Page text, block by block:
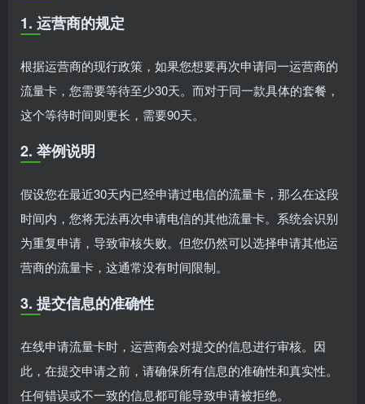
1. 运营商的规定
根据运营商的现行政策，如果您想要再次申请同一运营商的
流量卡，您需要等待至少30天。而对于同一款具体的套餐，
这个等待时间则更长，需要90天。
2. 举例说明
假设您在最近30天内已经申请过电信的流量卡，那么在这段
时间内，您将无法再次申请电信的其他流量卡。系统会识别
为重复申请，导致审核失败。但您仍然可以选择申请其他运
营商的流量卡，这通常没有时间限制。
3. 提交信息的准确性
在线申请流量卡时，运营商会对提交的信息进行审核。因
此，在提交申请之前，请确保所有信息的准确性和真实性。
任何错误或不一致的信息都可能导致申请被拒绝。